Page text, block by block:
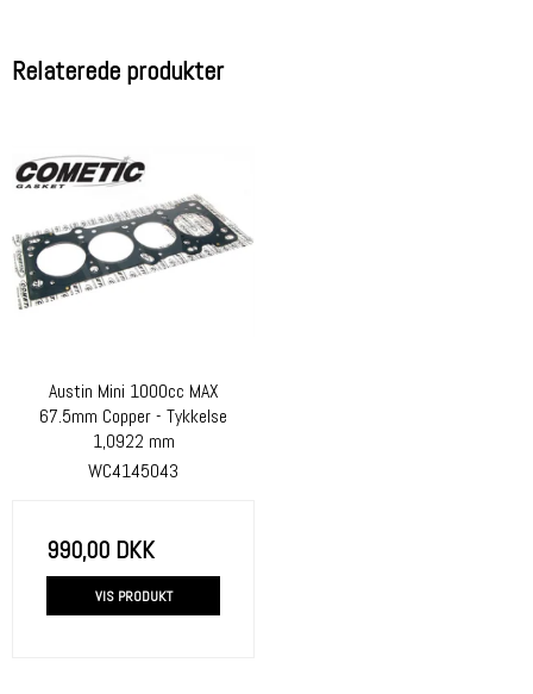
Relaterede produkter
Austin Mini 1000cc MAX
67.5mm Copper - Tykkelse
1,0922 mm
WC4145043
990,00 DKK
VIS PRODUKT